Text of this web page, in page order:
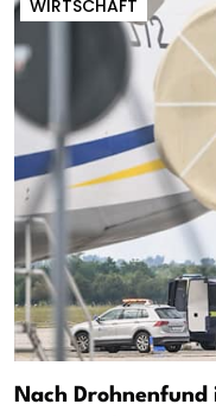
WIRTSCHAFT
Nach Drohnenfund